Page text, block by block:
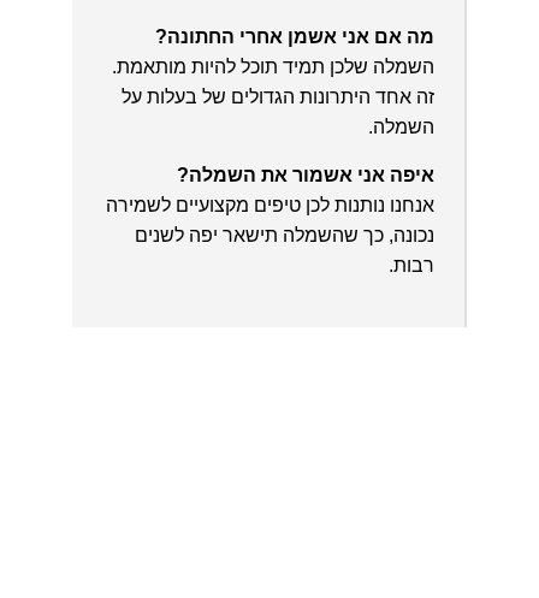
מה אם אני אשמן אחרי החתונה?
השמלה שלכן תמיד תוכל להיות מותאמת.
זה אחד היתרונות הגדולים של בעלות על
השמלה.
איפה אני אשמור את השמלה?
אנחנו נותנות לכן טיפים מקצועיים לשמירה
נכונה, כך שהשמלה תישאר יפה לשנים
רבות.